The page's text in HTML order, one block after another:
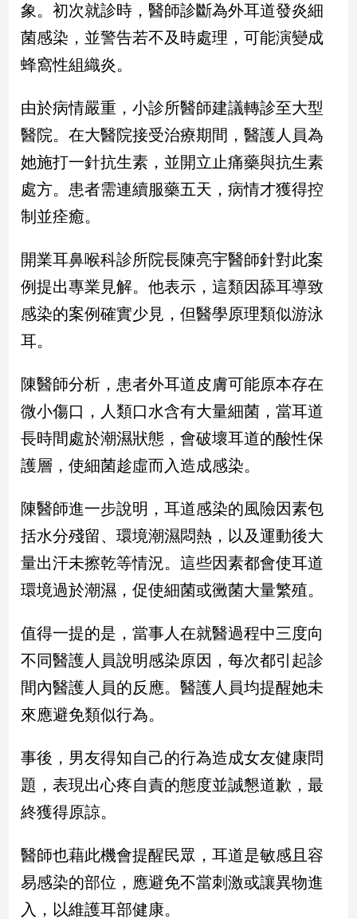
國
會
點
觀
兩
岸/
國
社
地
方
新
冠
毒
區
南
台
灣
觀
點
南
灣
觀
點
娛
娛
樂
星
流
時
尚
象。初次就診時，醫師診斷為外耳道發炎細
菌感染，並警告若不及時處理，可能演變成
蜂窩性組織炎。
由於病情嚴重，小診所醫師建議轉診至大型
醫院。在大醫院接受治療期間，醫護人員為
她施打一針抗生素，並開立止痛藥與抗生素
處方。患者需連續服藥五天，病情才獲得控
制並痊癒。
開業耳鼻喉科診所院長陳亮宇醫師針對此案
例提出專業見解。他表示，這類因舔耳導致
感染的案例確實少見，但醫學原理類似游泳
耳。
陳醫師分析，患者外耳道皮膚可能原本存在
微小傷口，人類口水含有大量細菌，當耳道
長時間處於潮濕狀態，會破壞耳道的酸性保
護層，使細菌趁虛而入造成感染。
陳醫師進一步說明，耳道感染的風險因素包
括水分殘留、環境潮濕悶熱，以及運動後大
量出汗未擦乾等情況。這些因素都會使耳道
環境過於潮濕，促使細菌或黴菌大量繁殖。
值得一提的是，當事人在就醫過程中三度向
不同醫護人員說明感染原因，每次都引起診
間內醫護人員的反應。醫護人員均提醒她未
來應避免類似行為。
事後，男友得知自己的行為造成女友健康問
題，表現出心疼自責的態度並誠懇道歉，最
終獲得原諒。
醫師也藉此機會提醒民眾，耳道是敏感且容
易感染的部位，應避免不當刺激或讓異物進
入，以維護耳部健康。